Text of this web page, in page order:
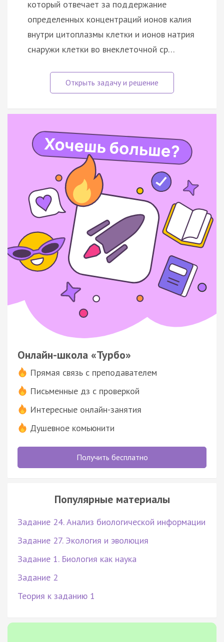
который отвечает за поддержание
определенных концентраций ионов калия
внутри цитоплазмы клетки и ионов натрия
снаружи клетки во внеклеточной ср…
Онлайн-школа «Турбо»
Прямая связь с преподавателем
Письменные дз с проверкой
Интересные онлайн-занятия
Душевное комьюнити
Получить бесплатно
Популярные материалы
Задание 24. Анализ биологической информации
Задание 27. Экология и эволюция
Задание 1. Биология как наука
Задание 2
Теория к заданию 1